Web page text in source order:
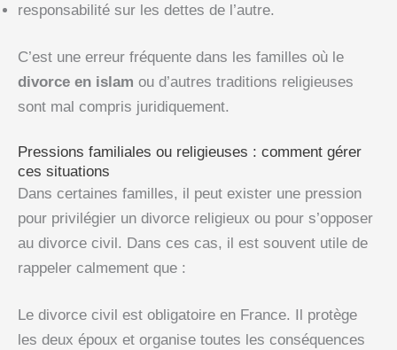
responsabilité sur les dettes de l’autre.
C’est une erreur fréquente dans les familles où le
divorce en islam ou d’autres traditions religieuses
sont mal compris juridiquement.
Pressions familiales ou religieuses : comment gérer
ces situations
Dans certaines familles, il peut exister une pression
pour privilégier un divorce religieux ou pour s’opposer
au divorce civil. Dans ces cas, il est souvent utile de
rappeler calmement que :
Le divorce civil est obligatoire en France. Il protège
les deux époux et organise toutes les conséquences